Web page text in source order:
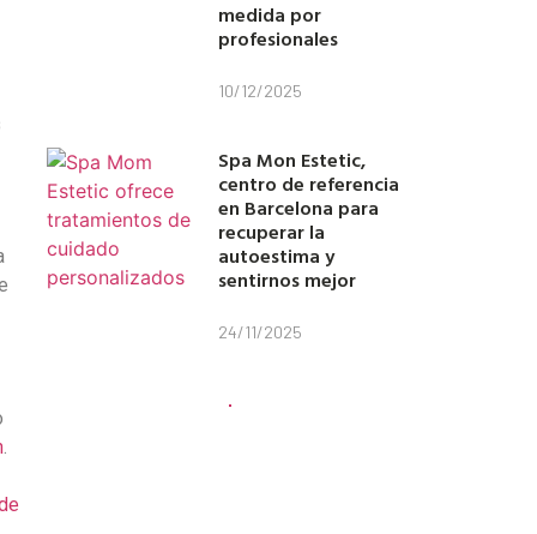
medida por
profesionales
10/12/2025
Spa Mon Estetic,
centro de referencia
en Barcelona para
recuperar la
autoestima y
sentirnos mejor
24/11/2025